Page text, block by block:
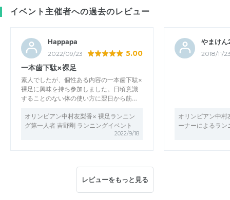
イベント主催者への過去のレビュー
Happapa
2022/09/23 5.00
一本歯下駄×裸足
素人でしたが、個性ある内容の一本歯下駄×
裸足に興味を持ち参加しました。日頃意識
することのない体の使い方に翌日から筋…
オリンピアン中村友梨香× 裸足ランニン
グ第一人者 吉野剛 ランニングイベント
2022/9/18
やまけ
2018/11/
オリンピアン中村
ーナーによるラン
レビューをもっと見る